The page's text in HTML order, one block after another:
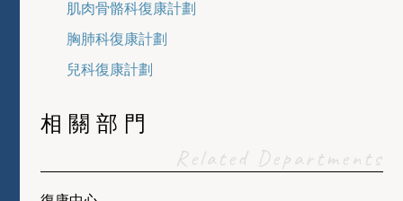
肌肉骨骼科復康計劃
胸肺科復康計劃
兒科復康計劃
相關部門
Related Departments